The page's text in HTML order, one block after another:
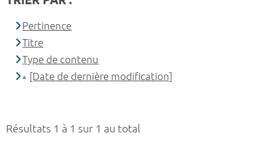
Résultats 1 à 1 sur 1 au total
Pertinence
Titre
Type de contenu
[Date de dernière modification]